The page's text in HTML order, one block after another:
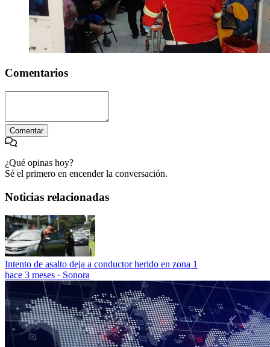
Comentarios
Comentar
¿Qué opinas hoy?
Sé el primero en encender la conversación.
Noticias relacionadas
Intento de asalto deja a conductor herido en zona 1
hace 3 meses · Sonora